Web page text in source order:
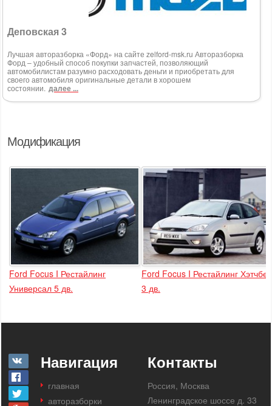
Модификация
Ford Focus I Рестайлинг
Универсал 5 дв.
Ford Focus I Рестайлинг Хэтчбек
3 дв.
Деповская 3
Лучшая авторазборка «Форд» на сайте zelford-msk.ru Авторазборка
Форд – удобный способ покупки запчастей, позволяющий
автомобилистам разумно расходовать деньги и приобретать для
своего автомобиля оригинальные детали в хорошем
состоянии. далее ...
Навигация
главная
авторазборки
Контакты
Россия, Москва
Ленинградское шоссе д. 33